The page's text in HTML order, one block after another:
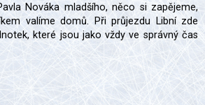
Nováka mladšího, něco si zapějeme,
valíme domů. Při průjezdu Libní zde
které jsou jako vždy ve správný čas